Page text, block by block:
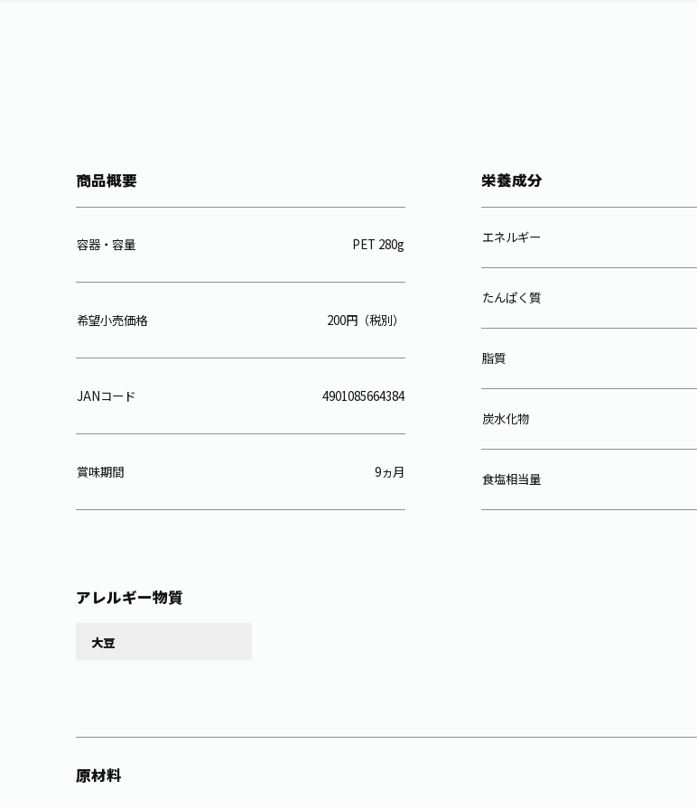
商品概要
容器・容量 PET 280g
希望小売価格 200円（税別）
JANコード 4901085664384
賞味期間 9ヵ月
栄養成分
エネルギー
たんぱく質
脂質
炭水化物
食塩相当量
アレルギー物質
大豆
原材料